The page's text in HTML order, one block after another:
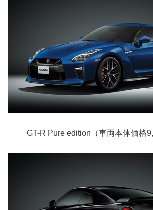
GT-R Pure edition（車両本体価格